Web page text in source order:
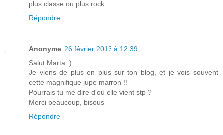
plus classe ou plus rock
Répondre
Anonyme 26 février 2013 à 12:39
Salut Marta :)
Je viens de plus en plus sur ton blog, et je vois souvent
cette magnifique jupe marron !!
Pourrais tu me dire d'où elle vient stp ?
Merci beaucoup, bisous
Répondre